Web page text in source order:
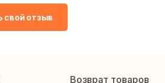
свой отзыв
Возврат товаров